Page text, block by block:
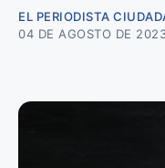
EL PERIODISTA
04 DE AGOSTO DE